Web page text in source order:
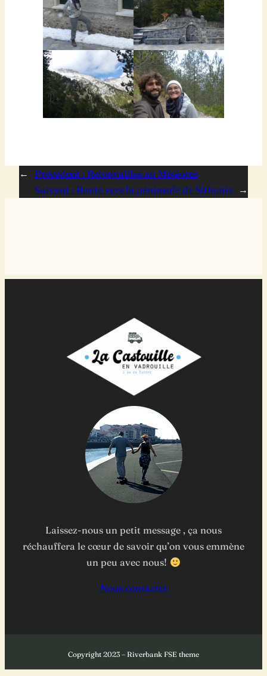
← Précédent : Retouvailles au Météores
Suivant : Route vers la péninsule de Sithonie →
Laissez-nous un petit message , ça nous
réchauffera le cœur de savoir qu’on vous emmène
un peu avec nous!
Nous contacter
Copyright 2023 – Riverbank FSE theme